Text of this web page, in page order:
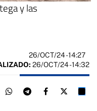
y las
26/OCT/24- 14:27
26/OCT/24 - 14:32